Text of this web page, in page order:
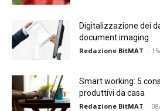
Digitalizzazione dei
document imaging
Redazione BitMAT -
Smart working: 5
produttivi da casa
Redazione BitMAT -